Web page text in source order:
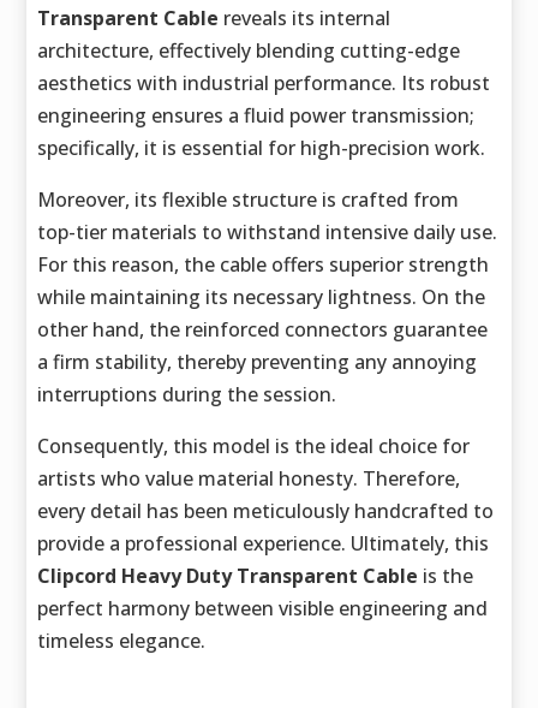
Transparent Cable reveals its internal
architecture, effectively blending cutting-edge
aesthetics with industrial performance. Its robust
engineering ensures a fluid power transmission;
specifically, it is essential for high-precision work.
Moreover, its flexible structure is crafted from
top-tier materials to withstand intensive daily use.
For this reason, the cable offers superior strength
while maintaining its necessary lightness. On the
other hand, the reinforced connectors guarantee
a firm stability, thereby preventing any annoying
interruptions during the session.
Consequently, this model is the ideal choice for
artists who value material honesty. Therefore,
every detail has been meticulously handcrafted to
provide a professional experience. Ultimately, this
Clipcord Heavy Duty Transparent Cable is the
perfect harmony between visible engineering and
timeless elegance.